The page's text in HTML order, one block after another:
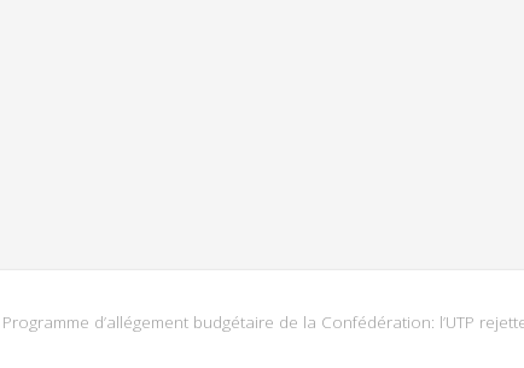
Programme d’allégement budgétaire de la Confédération: l’UTP